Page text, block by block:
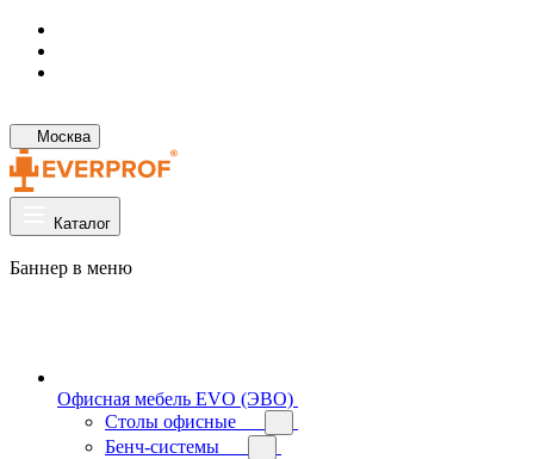
Москва
Каталог
Баннер в меню
Офисная мебель EVO (ЭВО)
Cтолы офисные
Бенч-системы